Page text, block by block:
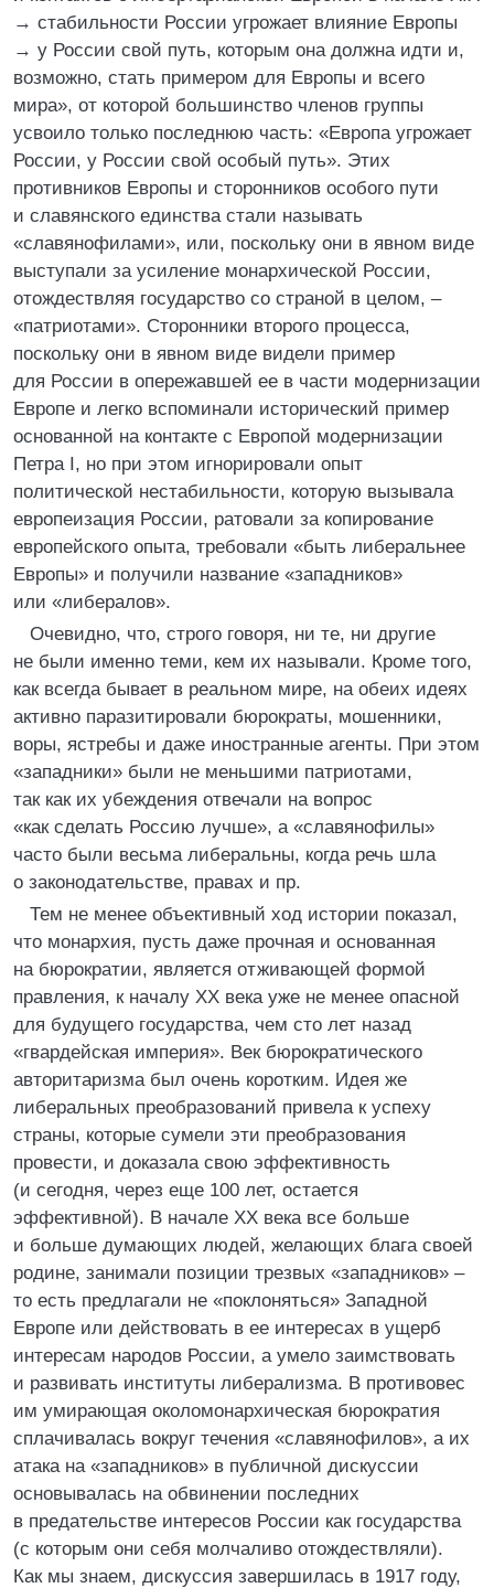
→ стабильности России угрожает влияние Европы
→ у России свой путь, которым она должна идти и,
возможно, стать примером для Европы и всего
мира», от которой большинство членов группы
усвоило только последнюю часть: «Европа угрожает
России, у России свой особый путь». Этих
противников Европы и сторонников особого пути
и славянского единства стали называть
«славянофилами», или, поскольку они в явном виде
выступали за усиление монархической России,
отождествляя государство со страной в целом, –
«патриотами». Сторонники второго процесса,
поскольку они в явном виде видели пример
для России в опережавшей ее в части модернизации
Европе и легко вспоминали исторический пример
основанной на контакте с Европой модернизации
Петра I, но при этом игнорировали опыт
политической нестабильности, которую вызывала
европеизация России, ратовали за копирование
европейского опыта, требовали «быть либеральнее
Европы» и получили название «западников»
или «либералов».
Очевидно, что, строго говоря, ни те, ни другие
не были именно теми, кем их называли. Кроме того,
как всегда бывает в реальном мире, на обеих идеях
активно паразитировали бюрократы, мошенники,
воры, ястребы и даже иностранные агенты. При этом
«западники» были не меньшими патриотами,
так как их убеждения отвечали на вопрос
«как сделать Россию лучше», а «славянофилы»
часто были весьма либеральны, когда речь шла
о законодательстве, правах и пр.
Тем не менее объективный ход истории показал,
что монархия, пусть даже прочная и основанная
на бюрократии, является отживающей формой
правления, к началу XX века уже не менее опасной
для будущего государства, чем сто лет назад
«гвардейская империя». Век бюрократического
авторитаризма был очень коротким. Идея же
либеральных преобразований привела к успеху
страны, которые сумели эти преобразования
провести, и доказала свою эффективность
(и сегодня, через еще 100 лет, остается
эффективной). В начале XX века все больше
и больше думающих людей, желающих блага своей
родине, занимали позиции трезвых «западников» –
то есть предлагали не «поклоняться» Западной
Европе или действовать в ее интересах в ущерб
интересам народов России, а умело заимствовать
и развивать институты либерализма. В противовес
им умирающая околомонархическая бюрократия
сплачивалась вокруг течения «славянофилов», а их
атака на «западников» в публичной дискуссии
основывалась на обвинении последних
в предательстве интересов России как государства
(с которым они себя молчаливо отождествляли).
Как мы знаем, дискуссия завершилась в 1917 году,